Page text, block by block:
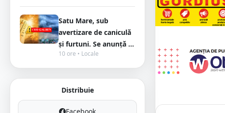
Satu Mare, sub
avertizare de caniculă
și furtuni. Se anunță ...
10 ore • Locale
Distribuie